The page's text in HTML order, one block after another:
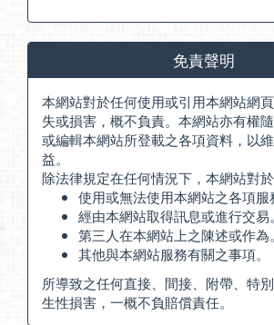
免責聲明
本網站對於任何使用或引用本網站網
失或損害，概不負責。本網站亦有權
或編輯本網站所登載之各項資料，以
益。
除法律規定在任何情況下，本網站對於
使用或無法使用本網站之各項服
經由本網站取得訊息或進行交易。
第三人在本網站上之陳述或作為。
其他與本網站服務有關之事項。
所導致之任何直接、間接、附帶、特
生性損害，一概不負賠償責任。